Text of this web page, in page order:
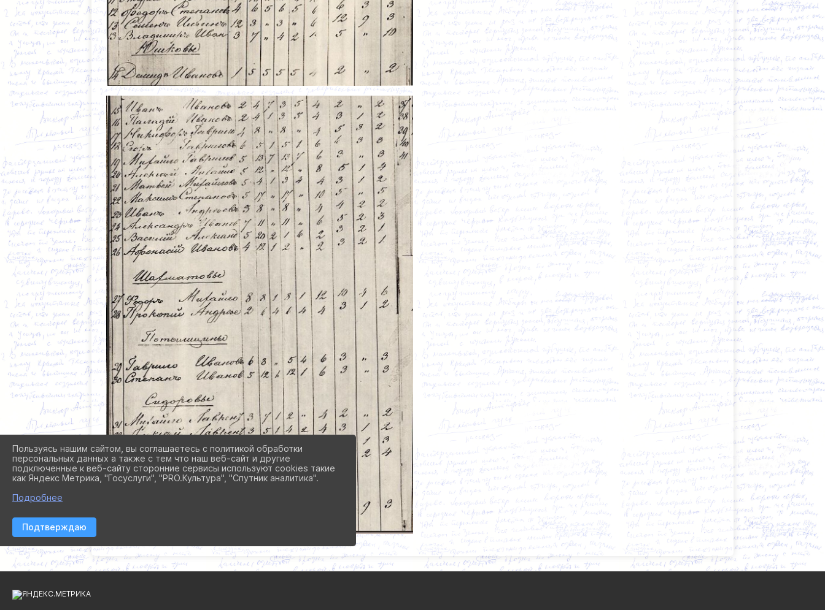
Пользуясь нашим сайтом, вы соглашаетесь с политикой обработки
персональных данных а также с тем что наш веб-сайт и другие
подключенные к веб-сайту сторонние сервисы используют cookies такие
как Яндекс Метрика, "Госуслуги", "PRO.Культура", "Спутник аналитика".
Подробнее
Подтверждаю